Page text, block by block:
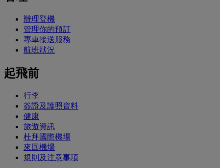
辦理登機
管理你的預訂
專車接送服務
航班狀況
起飛前
行李
簽證及護照資料
健康
旅遊資訊
杜拜國際機場
來回機場
規則及注意事項